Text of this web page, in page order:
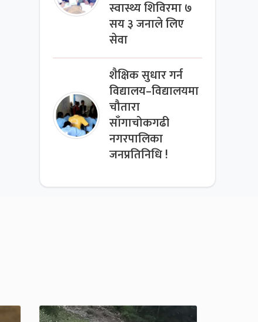
स्वास्थ्य शिविरमा ७
सय ३ जनाले लिए
सेवा
शैक्षिक सुधार गर्न
विद्यालय–विद्यालयमा
चौतारा
साँगाचोकगढी
नगरपालिका
जनप्रतिनिधि !